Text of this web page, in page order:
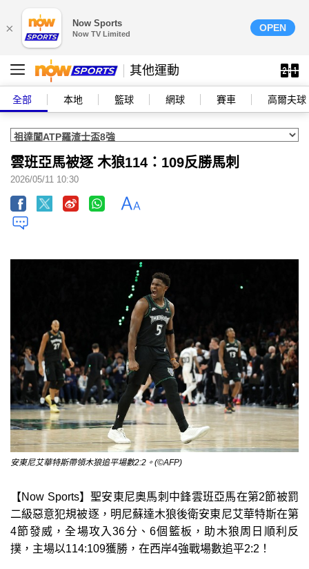
× Now Sports
Now TV Limited
OPEN
其他運動
全部 本地 籃球 網球 賽車 高爾夫球
雲班亞馬被逐 木狼114：109反勝馬刺
2026/05/11 10:30
安東尼艾華特斯帶領木狼追平場數2:2。(©AFP)
【Now Sports】聖安東尼奧馬刺中鋒雲班亞馬在第2節被罰
二級惡意犯規被逐，明尼蘇達木狼後衛安東尼艾華特斯在第
4節發威，全場攻入36分、6個籃板，助木狼周日順利反
撲，主場以114:109獲勝，在西岸4強戰場數追平2:2！